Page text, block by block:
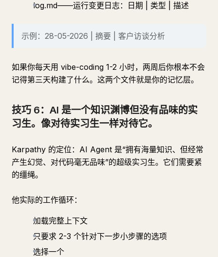
log.md——运行变更日志：日期 | 类型 | 描述
示例：28-05-2026 | 摘要 | 客户访谈分析
如果你每天用 vibe-coding 1-2 小时，两周后你根本不会
记得第三天构建了什么。这两个文件就是你的记忆层。
技巧 6：AI 是一个知识渊博但没有品味的实
习生。像对待实习生一样对待它。
Karpathy 的定位：AI Agent 是“拥有海量知识、但经常
产生幻觉、对代码毫无品味”的超级实习生。它们需要紧
的缰绳。
他实际的工作循环：
加载完整上下文
只要求 2-3 个针对下一步小步骤的选项
选择一个